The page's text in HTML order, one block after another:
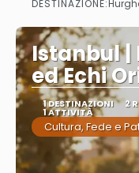
DESTINAZIONE:
Istanbul |
ed Echi
1 DESTINAZIONI 2
1 ATTIVITÀ
Cultura, Fede e